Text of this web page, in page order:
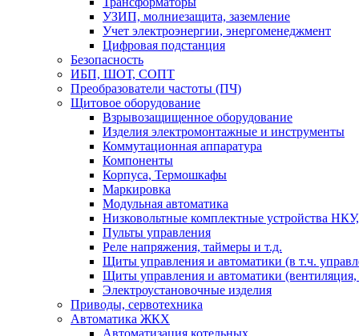
УЗИП, молниезащита, заземление
Учет электроэнергии, энергоменеджмент
Цифровая подстанция
Безопасность
ИБП, ШОТ, СОПТ
Преобразователи частоты (ПЧ)
Щитовое оборудование
Взрывозащищенное оборудование
Изделия электромонтажные и инструменты
Коммутационная аппаратура
Компоненты
Корпуса, Термошкафы
Маркировка
Модульная автоматика
Низковольтные комплектные устройства
Пульты управления
Реле напряжения, таймеры и т.д.
Щиты управления и автоматики (в т.ч.
Щиты управления и автоматики (вентиляция,
Электроустановочные изделия
Приводы, сервотехника
Автоматика ЖКХ